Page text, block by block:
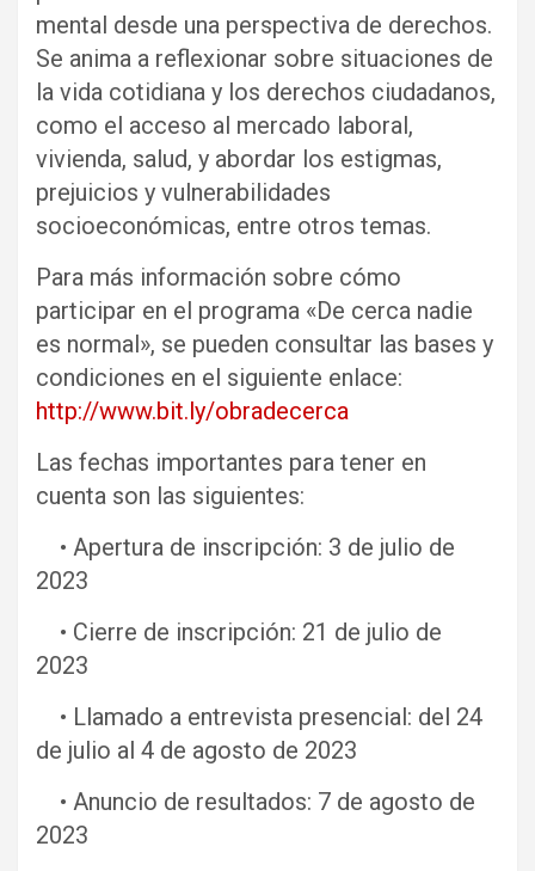
mental desde una perspectiva de derechos.
Se anima a reflexionar sobre situaciones de
la vida cotidiana y los derechos ciudadanos,
como el acceso al mercado laboral,
vivienda, salud, y abordar los estigmas,
prejuicios y vulnerabilidades
socioeconómicas, entre otros temas.
Para más información sobre cómo
participar en el programa «De cerca nadie
es normal», se pueden consultar las bases y
condiciones en el siguiente enlace:
http://www.bit.ly/obradecerca
Las fechas importantes para tener en
cuenta son las siguientes:
• Apertura de inscripción: 3 de julio de
2023
• Cierre de inscripción: 21 de julio de
2023
• Llamado a entrevista presencial: del 24
de julio al 4 de agosto de 2023
• Anuncio de resultados: 7 de agosto de
2023